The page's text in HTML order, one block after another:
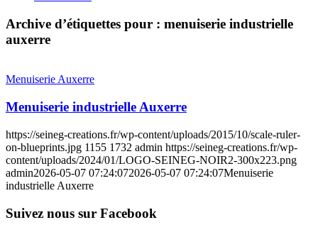
Archive d’étiquettes pour : menuiserie industrielle
auxerre
Menuiserie Auxerre
Menuiserie industrielle Auxerre
https://seineg-creations.fr/wp-content/uploads/2015/10/scale-ruler-
on-blueprints.jpg 1155 1732 admin https://seineg-creations.fr/wp-
content/uploads/2024/01/LOGO-SEINEG-NOIR2-300x223.png
admin2026-05-07 07:24:072026-05-07 07:24:07Menuiserie
industrielle Auxerre
Suivez nous sur Facebook